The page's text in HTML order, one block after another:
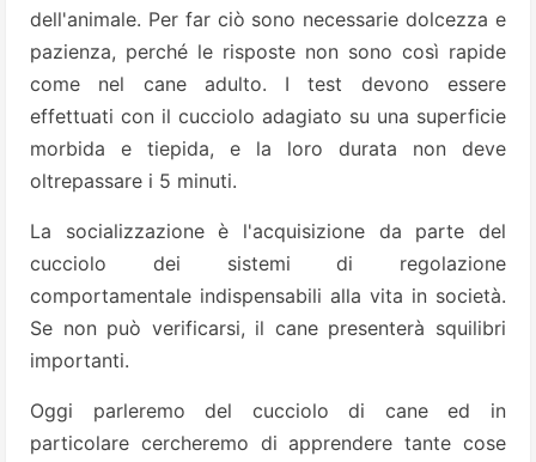
dell'animale. Per far ciò sono necessarie dolcezza e
pazienza, perché le risposte non sono così rapide
come nel cane adulto. I test devono essere
effettuati con il cucciolo adagiato su una superficie
morbida e tiepida, e la loro durata non deve
oltrepassare i 5 minuti.
La socializzazione è l'acquisizione da parte del
cucciolo dei sistemi di regolazione
comportamentale indispensabili alla vita in società.
Se non può verificarsi, il cane presenterà squilibri
importanti.
Oggi parleremo del cucciolo di cane ed in
particolare cercheremo di apprendere tante cose